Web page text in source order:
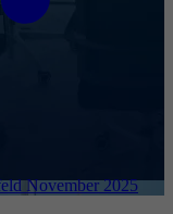
November 2025